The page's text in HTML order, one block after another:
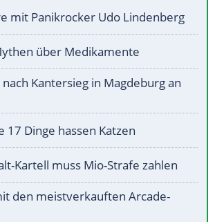
mit Panikrocker Udo Lindenberg
über Medikamente
Kantersieg in Magdeburg an
17 Dinge hassen Katzen
Kartell muss Mio-Strafe zahlen
den meistverkauften Arcade-